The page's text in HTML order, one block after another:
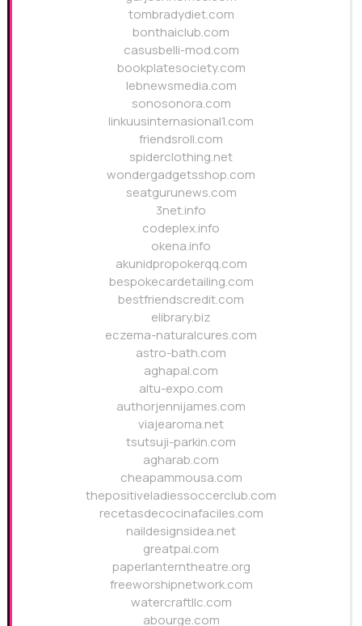
tombradydiet.com
bonthaiclub.com
casusbelli-mod.com
bookplatesociety.com
lebnewsmedia.com
sonosonora.com
linkuusinternasional1.com
friendsroll.com
spiderclothing.net
wondergadgetsshop.com
seatgurunews.com
3net.info
codeplex.info
okena.info
akunidpropokerqq.com
bespokecardetailing.com
bestfriendscredit.com
elibrary.biz
eczema-naturalcures.com
astro-bath.com
aghapal.com
altu-expo.com
authorjennijames.com
viajearoma.net
tsutsuji-parkin.com
agharab.com
cheapammousa.com
thepositiveladiessoccerclub.com
recetasdecocinafaciles.com
naildesignsidea.net
greatpai.com
paperlanterntheatre.org
freeworshipnetwork.com
watercraftllc.com
abourge.com